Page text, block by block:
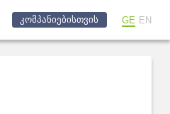
კომპანიებისთვის GE EN